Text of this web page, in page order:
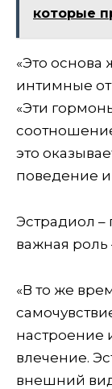
которые
«Это
интимные
«Эти
это
поведение
Эстрадиол –
важная
«В то же
настроение
влечение.
внешний